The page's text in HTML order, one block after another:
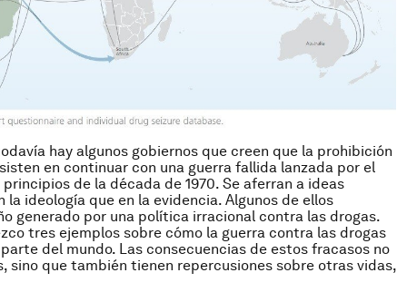
hay algunos gobiernos que creen que la prohibición
en continuar con una guerra fallida lanzada por el
de la década de 1970. Se aferran a ideas
la ideología que en la evidencia. Algunos de ellos
generado por una política irracional contra las drogas.
tres ejemplos sobre cómo la guerra contra las drogas
del mundo. Las consecuencias de estos fracasos no
sino que también tienen repercusiones sobre otras vidas,